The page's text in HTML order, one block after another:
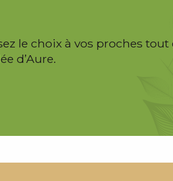
le choix à vos proches
d’Aure.